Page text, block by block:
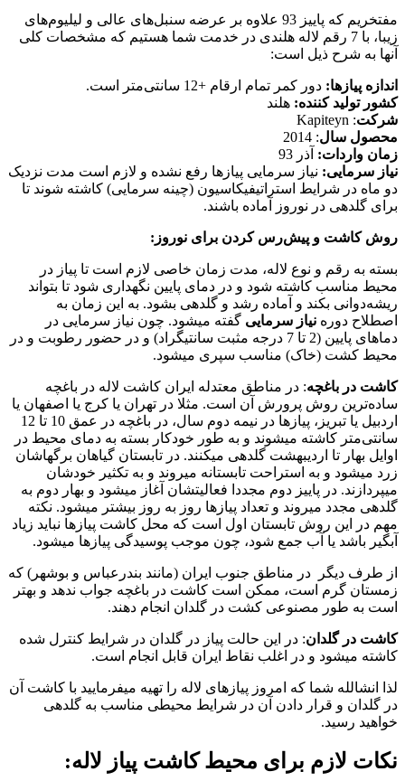
مفتخریم که پاییز 93 علاوه بر عرضه سنبل‌های عالی و لیلیوم‌های
زیبا، با 7 رقم لاله هلندی در خدمت شما هستیم که مشخصات کلی
آنها به شرح ذیل است:
اندازه پیازها: دور کمر تمام ارقام +12 سانتی‌متر است.
کشور تولید کننده: هلند
شرکت: Kapiteyn
محصول سال: 2014
زمان واردات: آذر 93
نیاز سرمایی: نیاز سرمایی پیازها رفع نشده و لازم است مدت نزدیک
دو ماه در شرایط استراتیفیکاسیون (چینه سرمایی) کاشته شوند تا
برای گلدهی در نوروز آماده باشند.
روش کاشت و پیش‌رس کردن برای نوروز:
بسته به رقم و نوع لاله، مدت زمان خاصی لازم است تا پیاز در
محیط مناسب کاشته شود و در دمای پایین نگهداری شود تا بتواند
ریشه‌دوانی بکند و آماده رشد و گلدهی بشود. به این زمان به
اصطلاح دوره نیاز سرمایی گفته میشود. چون نیاز سرمایی در
دماهای پایین (2 تا 7 درجه مثبت سانتیگراد) و در حضور رطوبت و در
محیط کشت (خاک) مناسب سپری میشود.
کاشت در باغچه: در مناطق معتدله ایران کاشت لاله در باغچه
ساده‌ترین روش پرورش آن است. مثلا در تهران یا کرج یا اصفهان یا
اردبیل یا تبریز، پیازها در نیمه دوم سال، در باغچه در عمق 10 تا 12
سانتی‌متر کاشته میشوند و به طور خودکار بسته به دمای محیط در
اوایل بهار تا اردیبهشت گلدهی میکنند. در تابستان گیاهان برگهاشان
زرد میشود و به استراحت تابستانه میروند و به تکثیر خودشان
میپردازند. در پاییز دوم مجددا فعالیتشان آغاز میشود و بهار دوم به
گلدهی مجدد میروند و تعداد پیازها روز به روز بیشتر میشود. نکته
مهم در این روش تابستان اول است که محل کاشت پیازها نباید زیاد
آبگیر باشد یا آب جمع شود، چون موجب پوسیدگی پیازها میشود.
از طرف دیگر در مناطق جنوب ایران (مانند بندرعباس و بوشهر) که
زمستان گرم است، ممکن است کاشت در باغچه جواب ندهد و بهتر
است به طور مصنوعی کشت در گلدان انجام دهند.
کاشت در گلدان: در این حالت پیاز در گلدان در شرایط کنترل شده
کاشته میشود و در اغلب نقاط ایران قابل انجام است.
لذا انشالله شما که امروز پیازهای لاله را تهیه میفرمایید با کاشت آن
در گلدان و قرار دادن آن در شرایط محیطی مناسب به گلدهی
خواهید رسید.
نکات لازم برای محیط کاشت پیاز لاله: